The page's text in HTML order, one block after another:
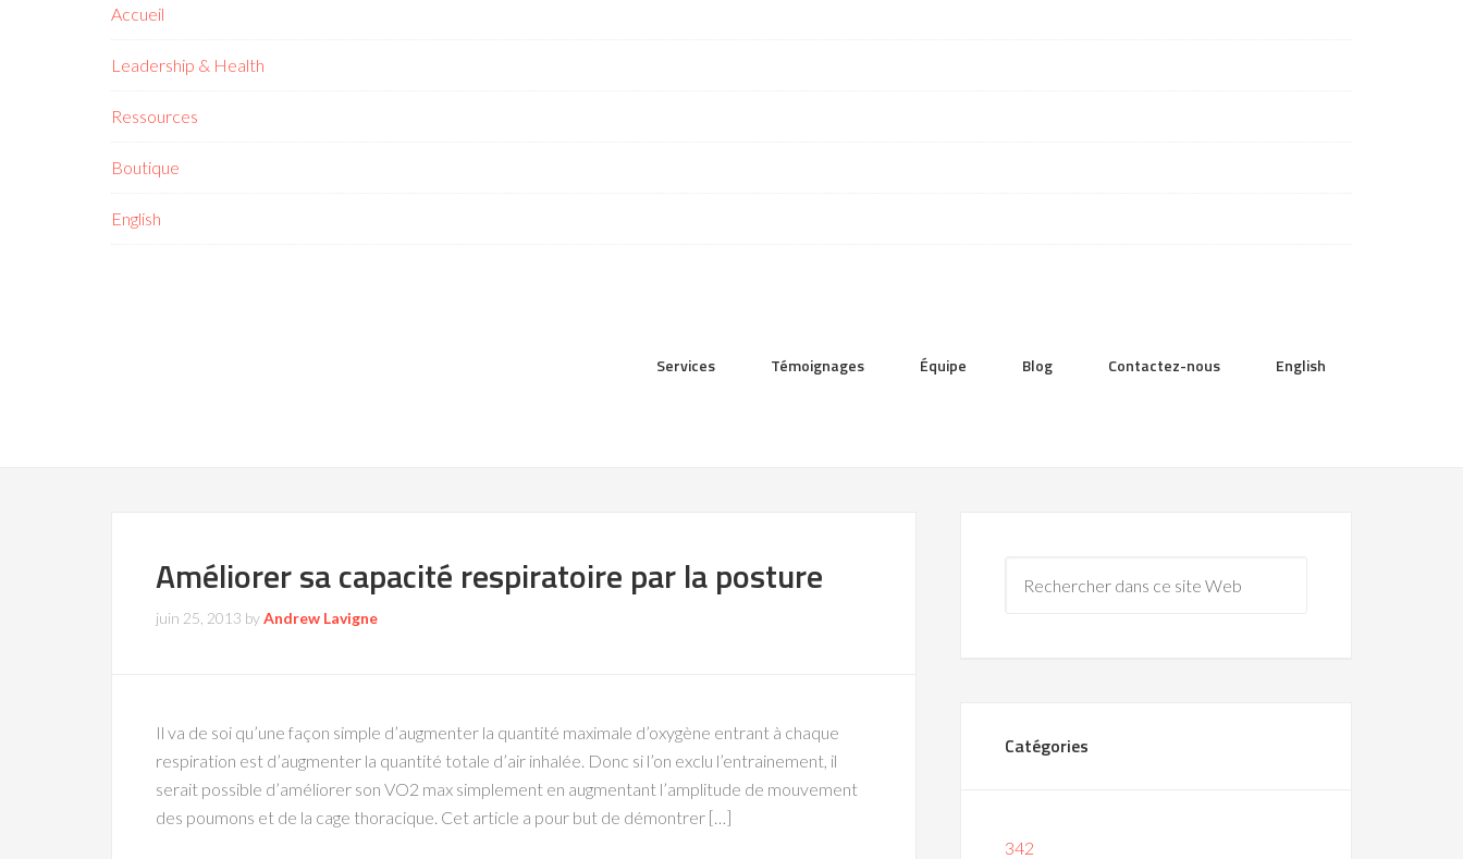
Accueil
Leadership & Health
Ressources
Boutique
English
Services Témoignages Équipe Blog Contactez-nous English
Améliorer sa capacité respiratoire par la posture
juin 25, 2013 byAndrew Lavigne
Il va de soi qu’une façon simple d’augmenter la quantité maximale d’oxygène entrant à chaque
respiration est d’augmenter la quantité totale d’air inhalée. Donc si l’on exclu l’entrainement, il
serait possible d’améliorer son VO2 max simplement en augmentant l’amplitude de mouvement
des poumons et de la cage thoracique. Cet article a pour but de démontrer […]
Catégories
342